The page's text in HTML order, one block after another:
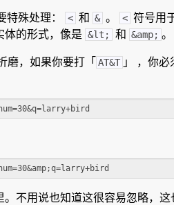
特殊处理： < 和 & 。 < 符号用
体的形式，像是 &lt; 和 &amp; 。
磨，如果你要打「 AT&T 」 ，你必
。不用说也知道这很容易忽略，